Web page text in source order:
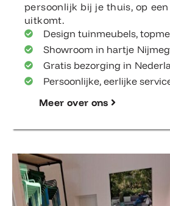
persoonlijk bij je thuis, op
uitkomt.
Design tuinmeubels,
Showroom in hartje
Gratis bezorging in
Persoonlijke, eerlijke
Meer over ons